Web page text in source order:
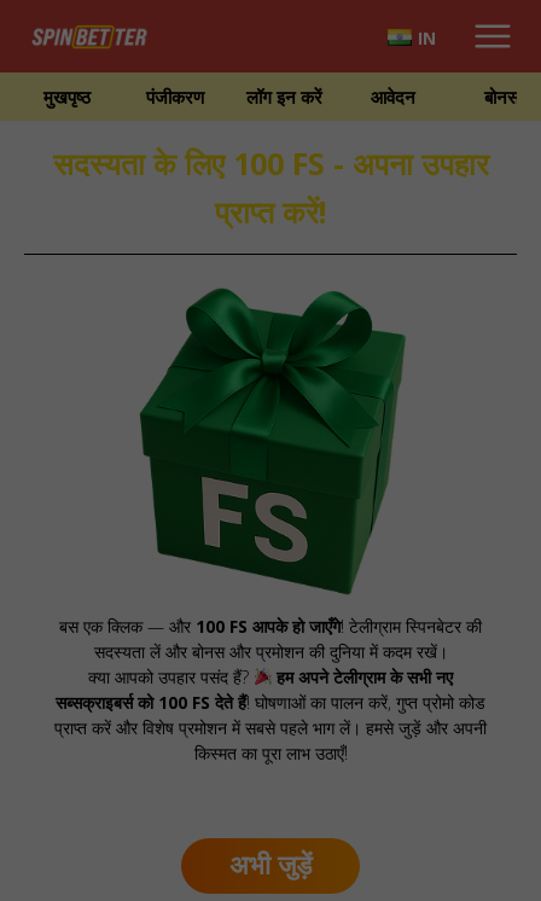
IN
मुखपृष्ठ पंजीकरण लॉग इन करें आवेदन बोनस
सदस्यता के लिए 100 FS - अपना उपहार
प्राप्त करें!
बस एक क्लिक — और 100 FS आपके हो जाएँगे! टेलीग्राम स्पिनबेटर की
सदस्यता लें और बोनस और प्रमोशन की दुनिया में कदम रखें।
क्या आपको उपहार पसंद हैं?
हम अपने टेलीग्राम के सभी नए
सब्सक्राइबर्स को 100 FS देते हैं! घोषणाओं का पालन करें, गुप्त प्रोमो कोड
प्राप्त करें और विशेष प्रमोशन में सबसे पहले भाग लें। हमसे जुड़ें और अपनी
किस्मत का पूरा लाभ उठाएँ!
अभी जुड़ें